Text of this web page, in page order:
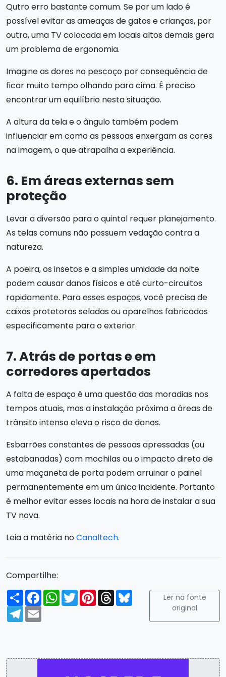
Qutro erro bastante comum. Se por um lado é
possível evitar as ameaças de gatos e crianças, por
outro, uma TV colocada em locais altos demais gera
um problema de ergonomia.
Imagine as dores no pescoço por consequência de
ficar muito tempo olhando para cima. É preciso
encontrar um equilíbrio nesta situação.
A altura da tela e o ângulo também podem
influenciar em como as pessoas enxergam as cores
na imagem, o que atrapalha a experiência.
6. Em áreas externas sem
proteção
Levar a diversão para o quintal requer planejamento.
As telas comuns não possuem vedação contra a
natureza.
A poeira, os insetos e a simples umidade da noite
podem causar danos físicos e até curto-circuitos
rapidamente. Para esses espaços, você precisa de
caixas protetoras seladas ou aparelhos fabricados
especificamente para o exterior.
7. Atrás de portas e em
corredores apertados
A falta de espaço é uma questão das moradias nos
tempos atuais, mas a instalação próxima a áreas de
trânsito intenso eleva o risco de danos.
Esbarrões constantes de pessoas apressadas (ou
estabanadas) com mochilas ou o impacto direto de
uma maçaneta de porta podem arruinar o painel
permanentemente em um único incidente. Portanto
é melhor evitar esses locais na hora de instalar a sua
TV nova.
Leia a matéria noCanaltech.
Compartilhe:
Compartilhar
FacebookWhatsApp
TwitterPinterest
ThreadsBluesky
Telegram
Email
Ler na fonte
original